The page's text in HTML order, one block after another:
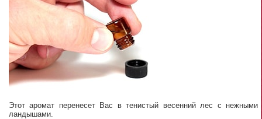
Этот аромат перенесет Вас в тенистый весенний лес с нежными
ландышами.